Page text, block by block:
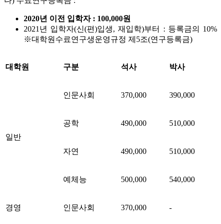
2020년 이전 입학자 : 100,000원
2021년 입학자(신(편)입생, 재입학)부터 : 등록금의 10%
※대학원수료연구생운영규정 제5조(연구등록금)
대학원 구분 석사 박사
일반
인문사회 370,000 390,000
공학 490,000 510,000
자연 490,000 510,000
예체능 500,000 540,000
경영 인문사회 370,000 -